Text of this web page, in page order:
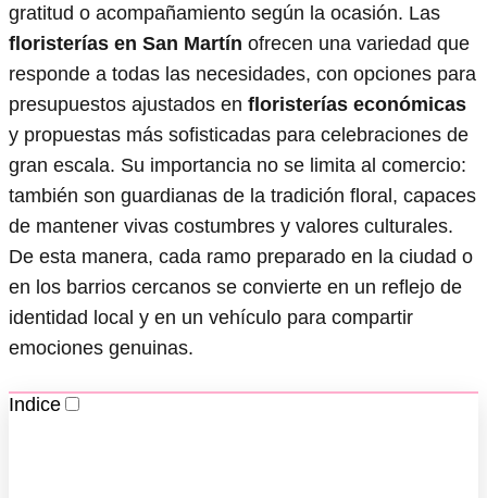
gratitud o acompañamiento según la ocasión. Las
floristerías en San Martín ofrecen una variedad que
responde a todas las necesidades, con opciones para
presupuestos ajustados en floristerías económicas
y propuestas más sofisticadas para celebraciones de
gran escala. Su importancia no se limita al comercio:
también son guardianas de la tradición floral, capaces
de mantener vivas costumbres y valores culturales.
De esta manera, cada ramo preparado en la ciudad o
en los barrios cercanos se convierte en un reflejo de
identidad local y en un vehículo para compartir
emociones genuinas.
Indice